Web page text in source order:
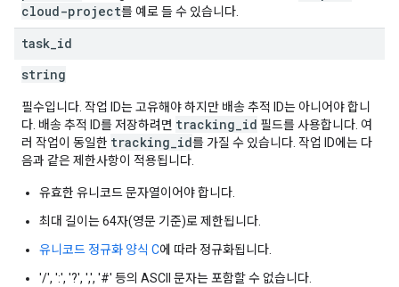
cloud-project를 예로 들 수 있습니다.
task id
string
필수입니다. 작업 ID는 고유해야 하지만 배송 추적 ID는 아니어야 합니
다. 배송 추적 ID를 저장하려면 tracking_id 필드를 사용합니다. 여
러 작업이 동일한 tracking_id를 가질 수 있습니다. 작업 ID에는 다
음과 같은 제한사항이 적용됩니다.
유효한 유니코드 문자열이어야 합니다.
최대 길이는 64자(영문 기준)로 제한됩니다.
유니코드 정규화 양식 C에 따라 정규화됩니다.
'/', ':', '?', ',', '#' 등의 ASCII 문자는 포함할 수 없습니다.